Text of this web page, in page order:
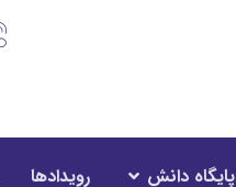
پایگاه دانش رویدادها